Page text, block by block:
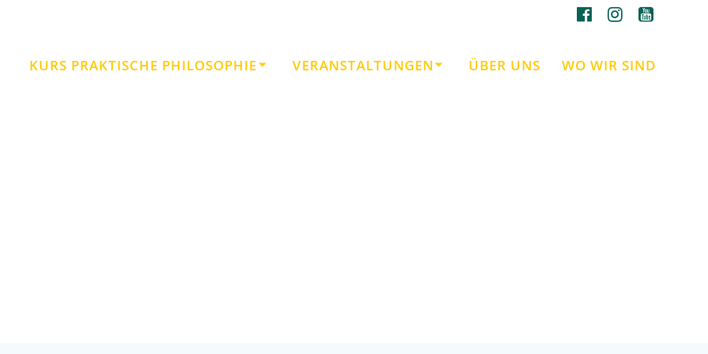
KURS PRAKTISCHE PHILOSOPHIE VERANSTALTUNGEN ÜBER UNS WO WIR SIND